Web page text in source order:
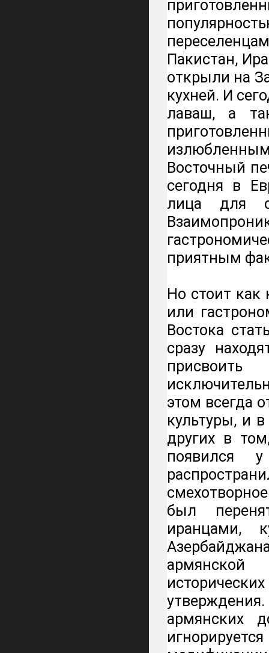
Пакистан,
открыли на
кухней. И
лаваш, а
Восточный
сегодня в
лица для
приятным
Но стоит как
или
Востока
сразу
этом всегда
культуры, и
других в
появился
был
иранцами,
армянских